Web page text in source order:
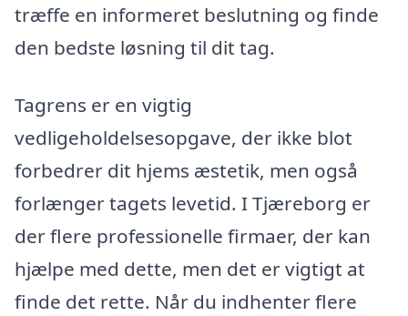
træffe en informeret beslutning og finde
den bedste løsning til dit tag.
Tagrens er en vigtig
vedligeholdelsesopgave, der ikke blot
forbedrer dit hjems æstetik, men også
forlænger tagets levetid. I Tjæreborg er
der flere professionelle firmaer, der kan
hjælpe med dette, men det er vigtigt at
finde det rette. Når du indhenter flere